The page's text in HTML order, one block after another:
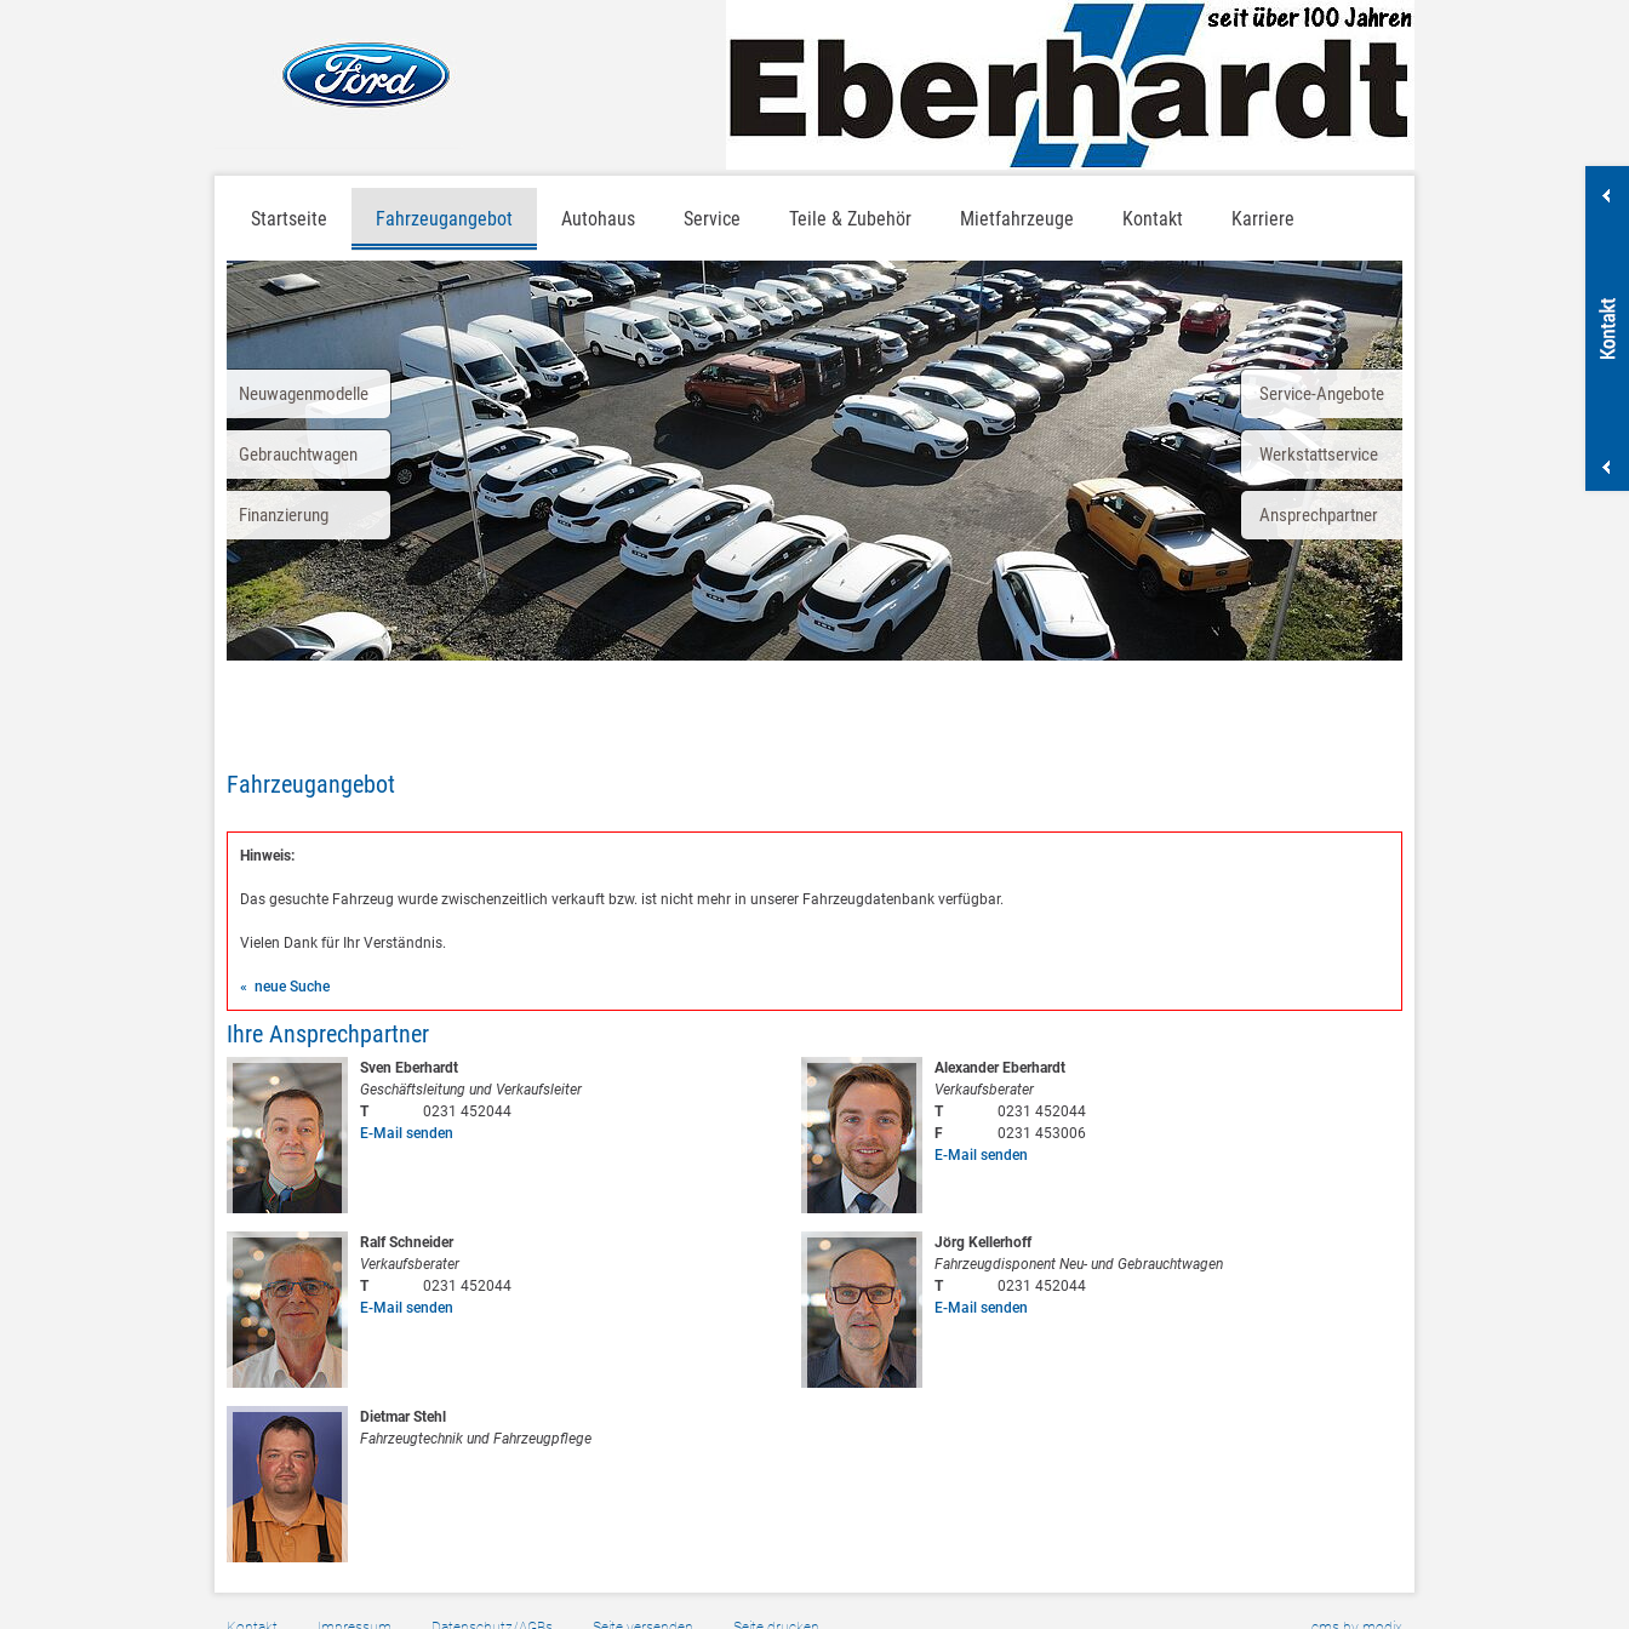
Startseite Fahrzeugangebot Autohaus Service Teile & Zubehör Mietfahrzeuge Kontakt Karriere
Neuwagenmodelle
Gebrauchtwagen
Finanzierung
Service-Angebote
Werkstattservice
Ansprechpartner
Fahrzeugangebot
Hinweis:
Das gesuchte Fahrzeug wurde zwischenzeitlich verkauft bzw. ist nicht mehr in unserer Fahrzeugdatenbank verfügbar.
Vielen Dank für Ihr Verständnis.
« neue Suche
Ihre Ansprechpartner
Sven Eberhardt
Geschäftsleitung und Verkaufsleiter
T
0231 452044
E-Mail senden
Alexander Eberhardt
Verkaufsberater
T
0231 452044
F
0231 453006
E-Mail senden
Ralf Schneider
Verkaufsberater
T
0231 452044
E-Mail senden
Jörg Kellerhoff
Fahrzeugdisponent Neu- und Gebrauchtwagen
T
0231 452044
E-Mail senden
Dietmar Stehl
Fahrzeugtechnik und Fahrzeugpflege